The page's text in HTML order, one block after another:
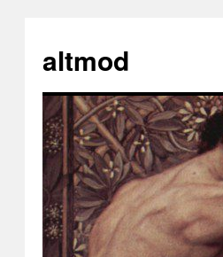
springen
altmod